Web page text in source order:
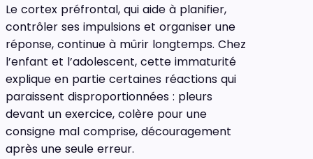
Le cortex préfrontal, qui aide à planifier,
contrôler ses impulsions et organiser une
réponse, continue à mûrir longtemps. Chez
l’enfant et l’adolescent, cette immaturité
explique en partie certaines réactions qui
paraissent disproportionnées : pleurs
devant un exercice, colère pour une
consigne mal comprise, découragement
après une seule erreur.